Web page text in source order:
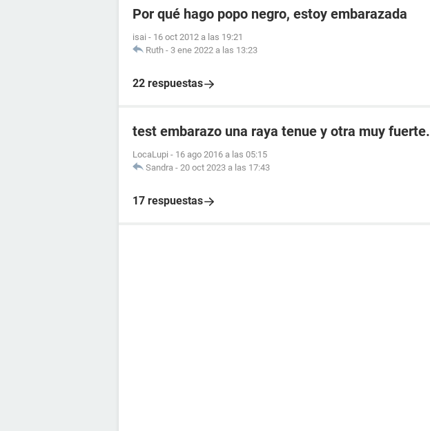
Por qué hago popo negro, estoy embarazada
isai - 16 oct 2012 a las 19:21
Ruth - 3 ene 2022 a las 13:23
22 respuestas
test embarazo una raya tenue y otra muy fuerte.
LocaLupi - 16 ago 2016 a las 05:15
Sandra - 20 oct 2023 a las 17:43
17 respuestas